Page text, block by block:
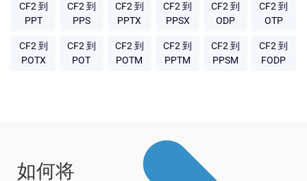
CF2 到
PPT
CF2 到
PPS
CF2 到
PPTX
CF2 到
PPSX
CF2 到
ODP
CF2 到
OTP
CF2 到
POTX
CF2 到
POT
CF2 到
POTM
CF2 到
PPTM
CF2 到
PPSM
CF2 到
FODP
如何将